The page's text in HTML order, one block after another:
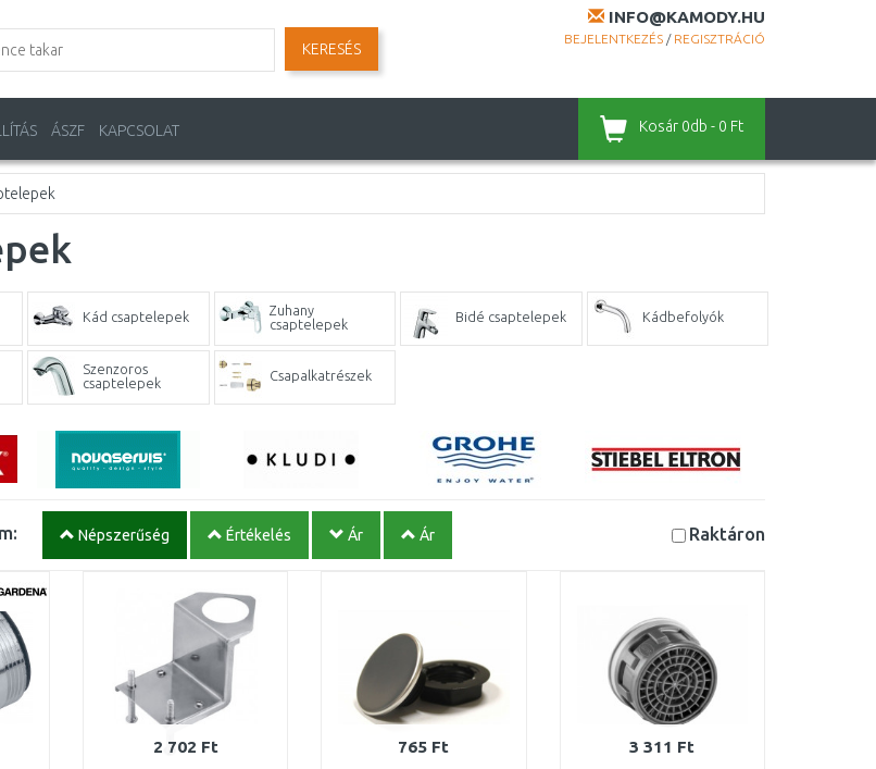
INFO@KAMODY.HU
BEJELENTKEZÉS / REGISZTRÁCIÓ
KERESÉS
ÁSZF KAPCSOLAT Kosár 0db - 0 Ft
Kád csaptelepek
Zuhany
csaptelepek
Bidé csaptelepek Kádbefolyók
Szenzoros
csaptelepek
Csapalkatrészek
Népszerűség Értékelés Ár Ár Raktáron
2 702 Ft 765 Ft 3 311 Ft